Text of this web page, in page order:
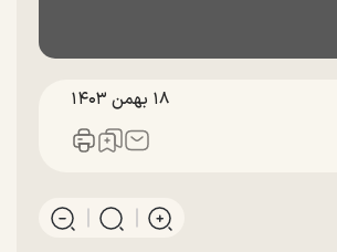
۱۸ بهمن ۱۴۰۳